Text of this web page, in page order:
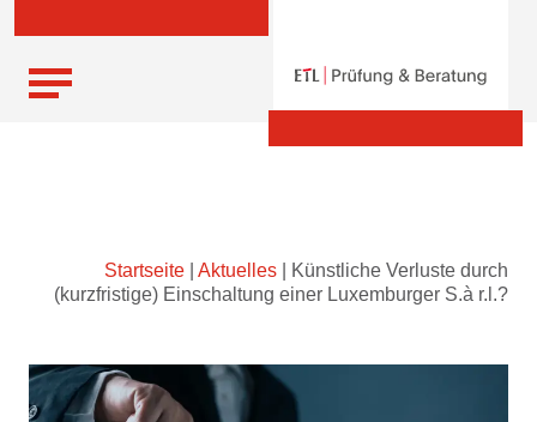
content
Startseite Aktuelles
Künstliche Verluste durch
(kurzfristige) Einschaltung einer Luxemburger S.à r.l.?